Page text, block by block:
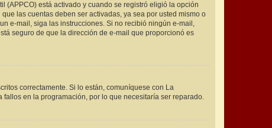
(APPCO) está activado y cuando se registró eligió la opción
las cuentas deben ser activadas, ya sea por usted mismo o
e-mail, siga las instrucciones. Si no recibió ningún e-mail,
seguro de que la dirección de e-mail que proporcionó es
correctamente. Si lo están, comuníquese con La
en la programación, por lo que necesitaría ser reparado.